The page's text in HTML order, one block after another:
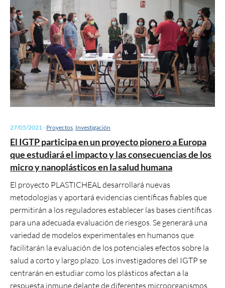
27/05/2021 - Proyectos Investigación
El IGTP participa en un proyecto pionero a Europa
que estudiará el impacto y las consecuencias de los
micro y nanoplásticos en la salud humana
El proyecto PLASTICHEAL desarrollará nuevas
metodologías y aportará evidencias científicas fiables que
permitirán a los reguladores establecer las bases científicas
para una adecuada evaluación de riesgos. Se generará una
variedad de modelos experimentales en humanos que
facilitarán la evaluación de los potenciales efectos sobre la
salud a corto y largo plazo. Los investigadores del IGTP se
centrarán en estudiar como los plásticos afectan a la
respuesta inmune delante de diferentes microorganismos.